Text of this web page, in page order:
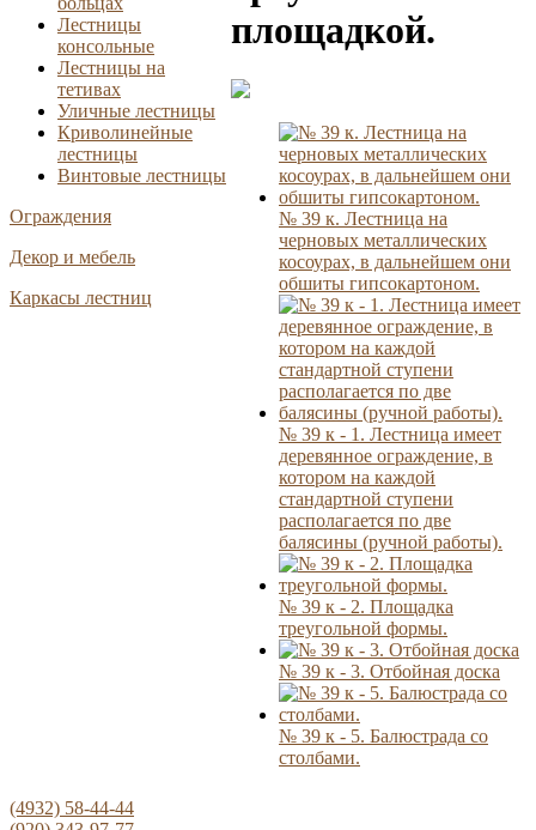
Лестницы
консольные
Лестницы на
тетивах
Уличные лестницы
Криволинейные
лестницы
Винтовые лестницы
Ограждения
Декор и мебель
Каркасы лестниц
площадкой.
№ 39 к. Лестница на
черновых металлических
косоурах, в дальнейшем они
обшиты гипсокартоном.
№ 39 к - 1. Лестница имеет
деревянное ограждение, в
котором на каждой
стандартной ступени
располагается по две
балясины (ручной работы).
№ 39 к - 2. Площадка
треугольной формы.
№ 39 к - 3. Отбойная доска
№ 39 к - 5. Балюстрада со
столбами.
(4932) 58-44-44